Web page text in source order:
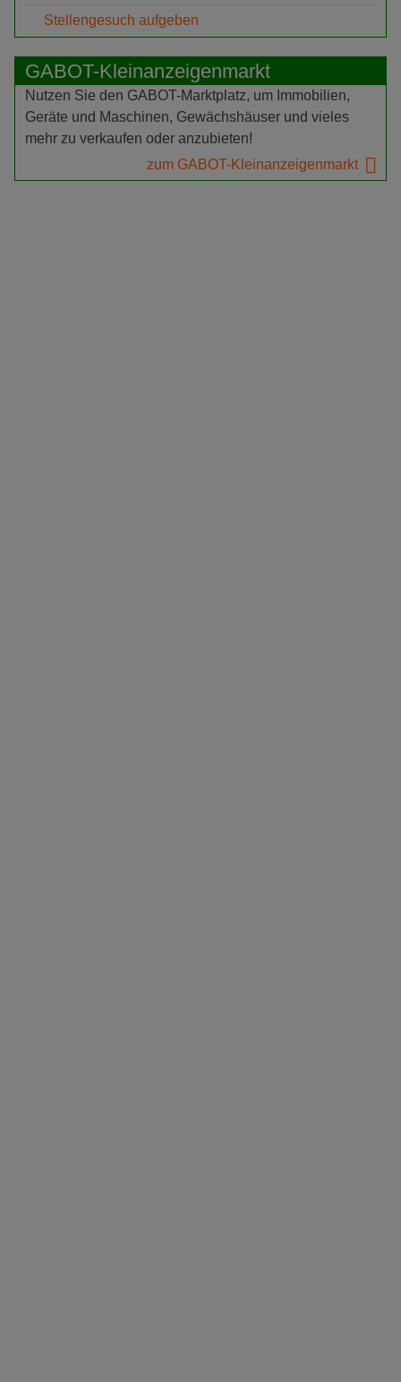
Stellengesuch aufgeben
GABOT-Kleinanzeigenmarkt
Nutzen Sie den GABOT-Marktplatz, um Immobilien,
Geräte und Maschinen, Gewächshäuser und vieles
mehr zu verkaufen oder anzubieten!
zum GABOT-Kleinanzeigenmarkt